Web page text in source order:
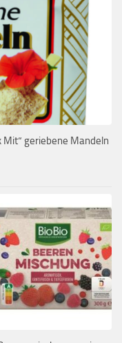
Mit“ geriebene Mandeln